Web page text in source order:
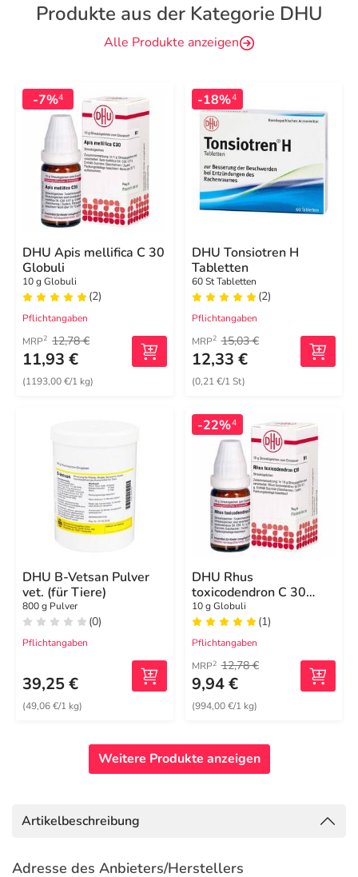
Produkte aus der Kategorie DHU
Alle Produkte anzeigen
-7%4
DHU Apis mellifica C 30
Globuli
10 g Globuli
(2)
Pflichtangaben
MRP2 12,78 €
11,93 €
(1193,00 €/1 kg)
-18%4
DHU Tonsiotren H
Tabletten
60 St Tabletten
(2)
Pflichtangaben
MRP2 15,03 €
12,33 €
(0,21 €/1 St)
DHU B-Vetsan Pulver
vet. (für Tiere)
800 g Pulver
(0)
Pflichtangaben
39,25 €
(49,06 €/1 kg)
-22%4
DHU Rhus
toxicodendron C 30
Globuli
10 g Globuli
(1)
Pflichtangaben
MRP2 12,78 €
9,94 €
(994,00 €/1 kg)
Weitere Produkte anzeigen
Artikelbeschreibung
Adresse des Anbieters/Herstellers